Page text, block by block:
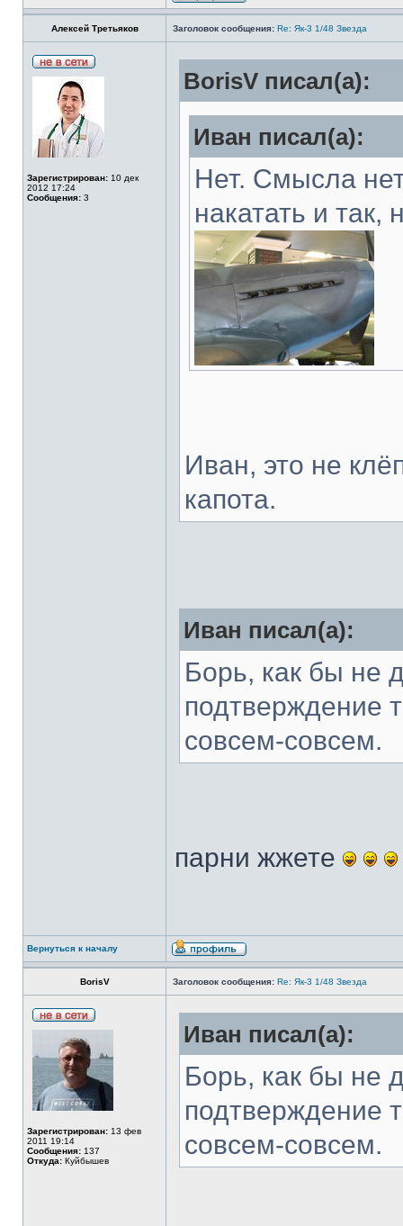
Алексей Третьяков Заголовок сообщения: Re: Як-3 1/48 Звезда
Зарегистрирован: 10 дек
2012 17:24
Сообщения: 3
BorisV писал(а):
Иван писал(а):
Нет. Смысла
накатать и
Иван, это не
капота.
Иван писал(а):
Борь, как бы не
подтверждение
совсем-совсем.
парни жжете
Вернуться к началу
BorisV Заголовок сообщения: Re: Як-3 1/48 Звезда
Зарегистрирован: 13 фев
2011 19:14
Сообщения: 137
Откуда: Куйбышев
Иван писал(а):
Борь, как бы не
подтверждение
совсем-совсем.